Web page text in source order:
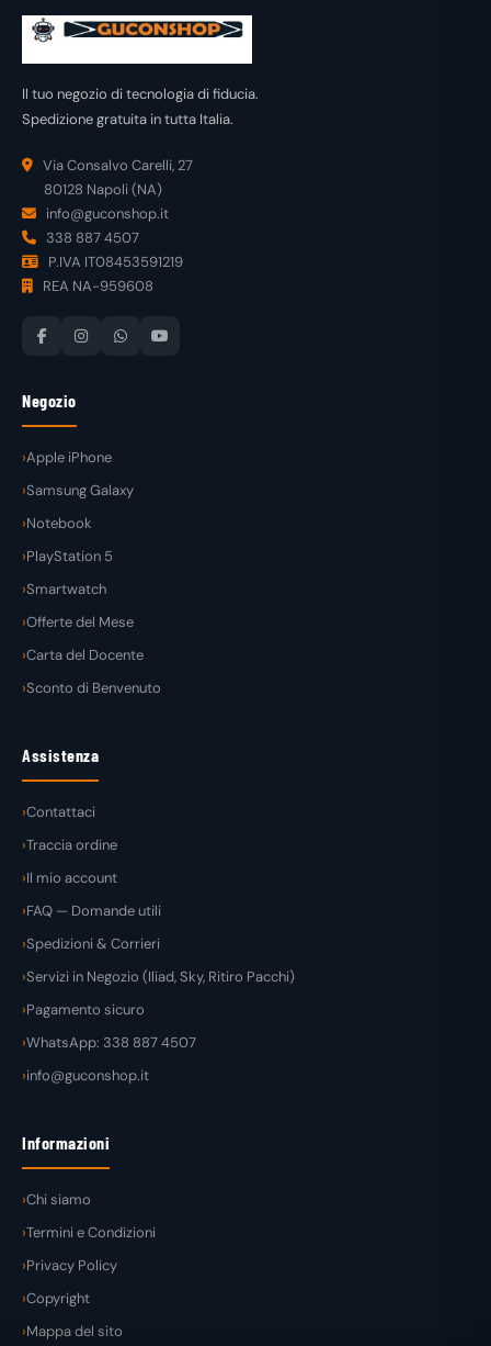
Il tuo negozio di tecnologia di fiducia.
Spedizione gratuita in tutta Italia.
Via Consalvo Carelli, 27
80128 Napoli (NA)
info@guconshop.it
338 887 4507
P.IVA IT08453591219
REA NA-959608
Negozio
Apple iPhone
Samsung Galaxy
Notebook
PlayStation 5
Smartwatch
Offerte del Mese
Carta del Docente
Sconto di Benvenuto
Assistenza
Contattaci
Traccia ordine
Il mio account
FAQ — Domande utili
Spedizioni & Corrieri
Servizi in Negozio (Iliad, Sky, Ritiro Pacchi)
Pagamento sicuro
WhatsApp: 338 887 4507
info@guconshop.it
Informazioni
Chi siamo
Termini e Condizioni
Privacy Policy
Copyright
Mappa del sito